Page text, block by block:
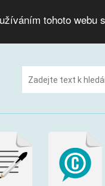
tohoto webu